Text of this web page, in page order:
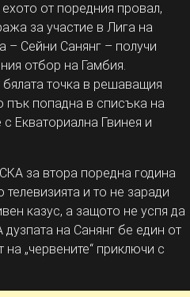
от поредния провал,
за участие в Лига на
– Сейни Санянг – получи
отбор на Гамбия.
точка в решаващия
пък попадна в списъка на
с Екваториална Гвинея и
за втора поредна година
и то не заради
казус, а защото не успя да
на Санянг бе един от
на „червените“ приключи с